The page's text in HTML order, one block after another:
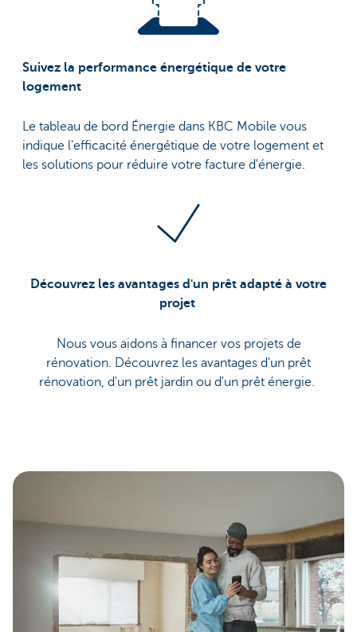
Suivez la performance énergétique de votre
logement
Le tableau de bord Énergie dans KBC Mobile vous
indique l'efficacité énergétique de votre logement et
les solutions pour réduire votre facture d'énergie.
Découvrez les avantages d'un prêt adapté à votre
projet
Nous vous aidons à financer vos projets de
rénovation. Découvrez les avantages d'un prêt
rénovation, d'un prêt jardin ou d'un prêt énergie.